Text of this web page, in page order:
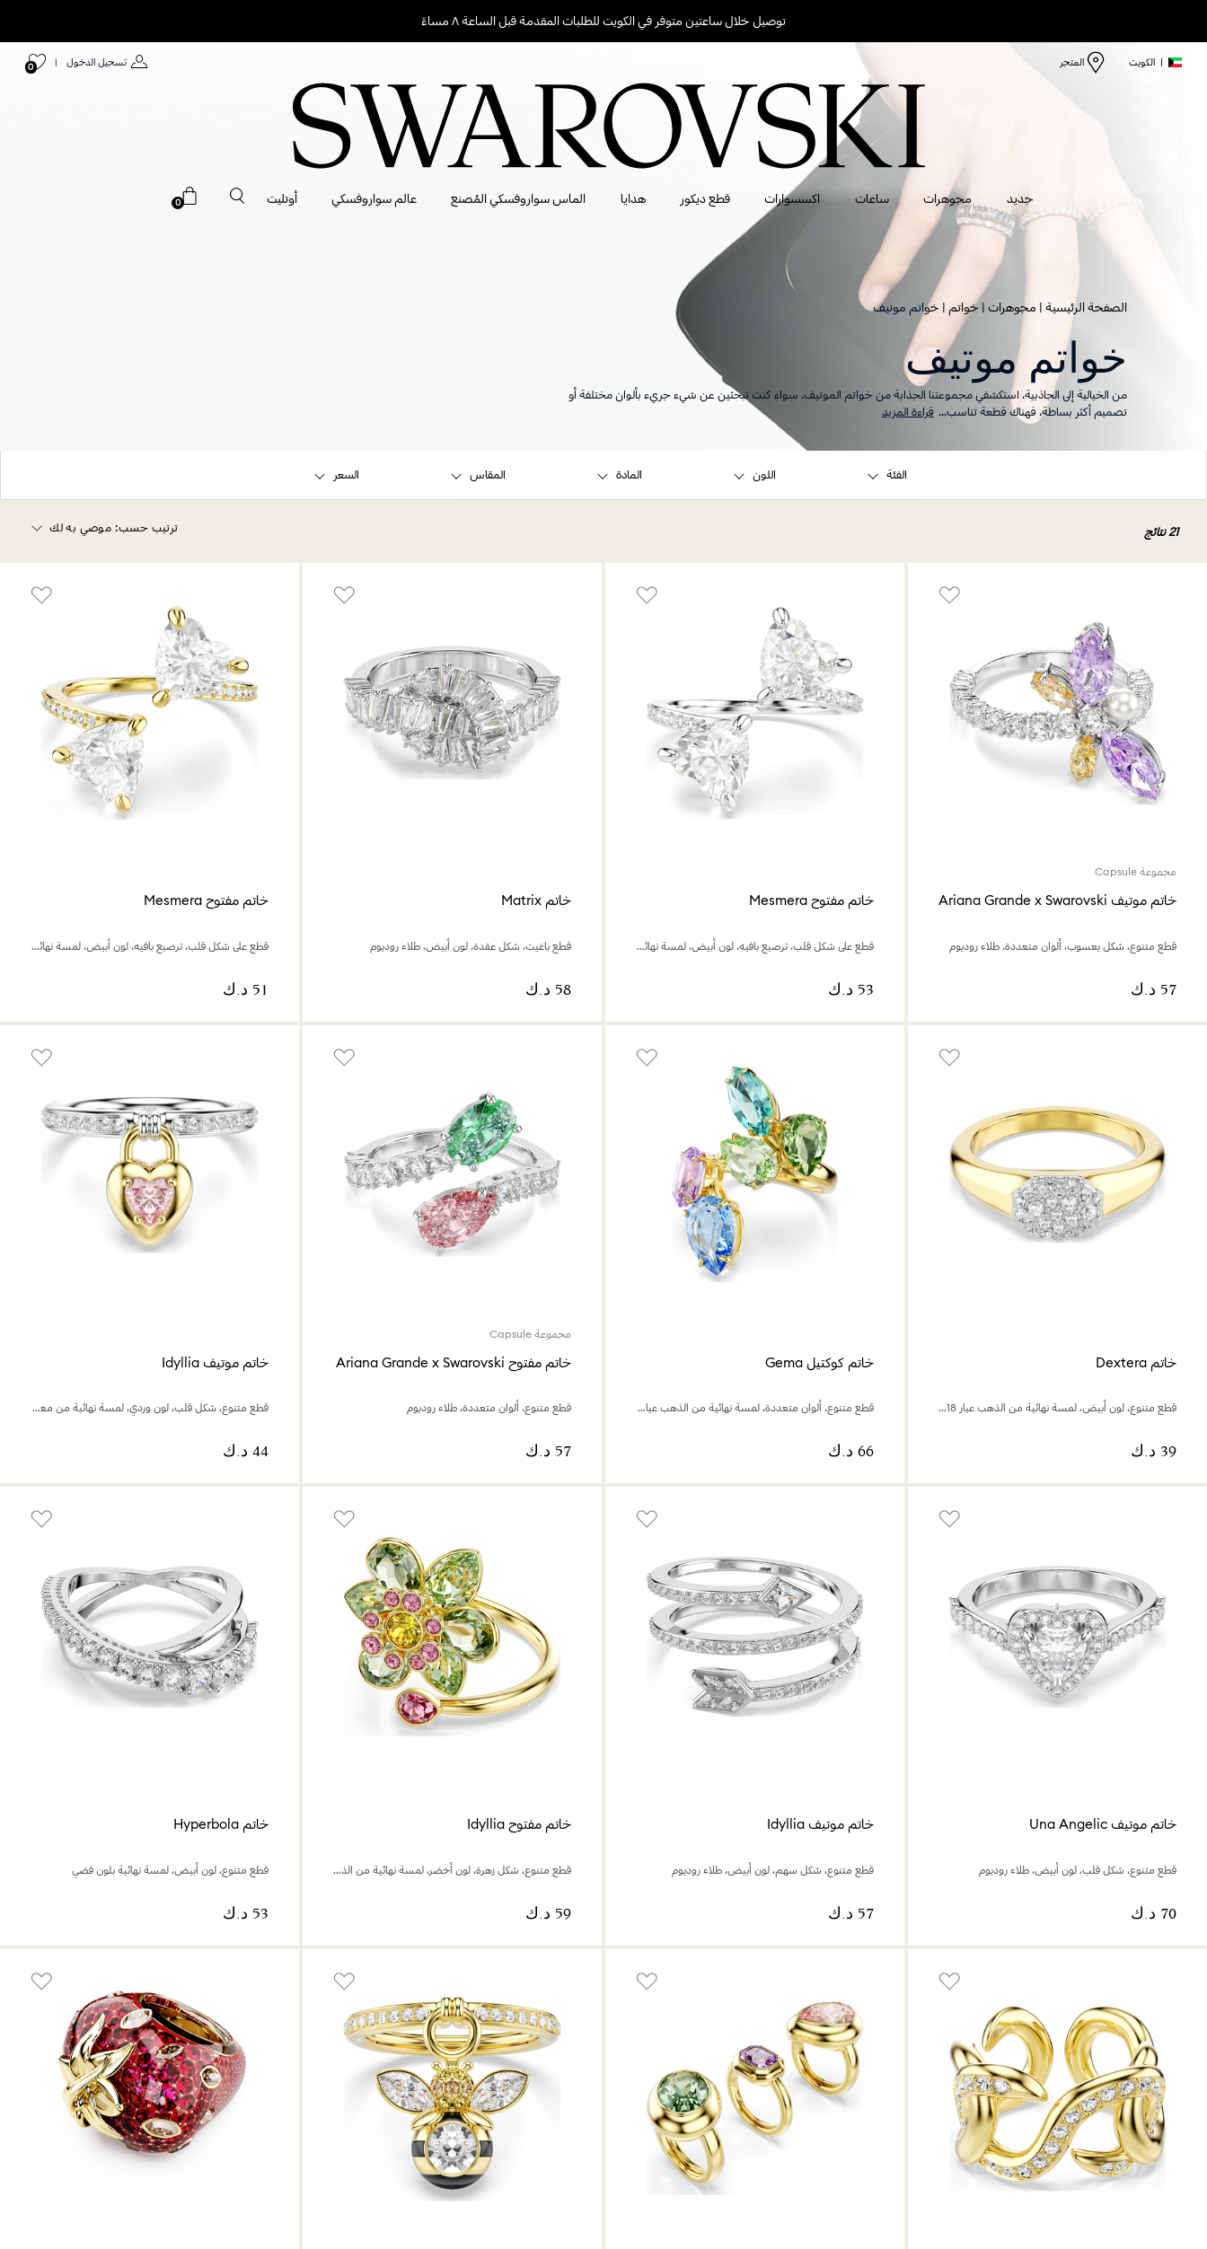
توصيل خلال ساعتين متوفر في الكويت للطلبات المقدمة قبل الساعة ٨ مساءً
| الكويت المتجر تسجيل الدخول |
0
جديد مجوهرات ساعات اكسسوارات قطع ديكور هدايا الماس سواروفسكي المُصنع عالم سواروفسكي أوتليت 0
الصفحة الرئيسية مجوهرات خواتم خواتم موتيف
خواتم موتيف
من الخيالية إلى الجاذبية، استكشفي مجموعتنا الجذابة من خواتم الموتيف. سواء كنت تبحثين عن شيء جريء بألوان مختلفة أو
تصميم أكثر بساطة، فهناك قطعة تناسب... قراءة المزيد
الفئة اللون المادة المقاس السعر
21 نتائج ترتيب حسب: موصي به لك
مجموعة Capsule
خاتم موتيف Ariana Grande x Swarovski
قطع متنوع، شكل يعسوب، ألوان متعددة، طلاء روديوم
خاتم مفتوح Mesmera
قطع على شكل قلب، ترصيع بافيه، لون أبيض، لمسة نهائية باللون الفضي
خاتم Matrix
قطع باغيت، شكل عقدة، لون أبيض، طلاء روديوم
خاتم مفتوح Mesmera
قطع على شكل قلب، ترصيع بافيه، لون أبيض، لمسة نهائية من الذهب عيار 18 قيراط
خاتم Dextera
قطع متنوع، لون أبيض، لمسة نهائية من الذهب عيار 18 قيراط
خاتم كوكتيل Gema
قطع متنوع، ألوان متعددة، لمسة نهائية من الذهب عيار 18 قيراط
مجموعة Capsule
خاتم مفتوح Ariana Grande x Swarovski
قطع متنوع، ألوان متعددة، طلاء روديوم
خاتم موتيف Idyllia
قطع متنوع، شكل قلب، لون وردي، لمسة نهائية من معادن مختلطة
خاتم موتيف Una Angelic
قطع متنوع، شكل قلب، لون أبيض، طلاء روديوم
خاتم موتيف Idyllia
قطع متنوع، شكل سهم، لون أبيض، طلاء روديوم
خاتم مفتوح Idyllia
قطع متنوع، شكل زهرة، لون أخضر، لمسة نهائية من الذهب عيار 18 قيراط
خاتم Hyperbola
قطع متنوع، لون أبيض، لمسة نهائية بلون فضي